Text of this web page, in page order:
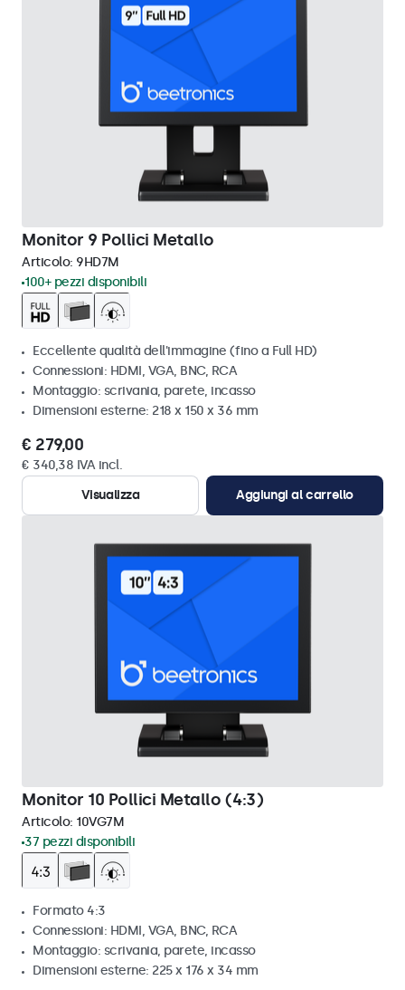
Monitor 9 Pollici Metallo
Articolo: 9HD7M
100+ pezzi disponibili
Eccellente qualità dell'immagine (fino a Full HD)
Connessioni: HDMI, VGA, BNC, RCA
Montaggio: scrivania, parete, incasso
Dimensioni esterne: 218 x 150 x 36 mm
€ 279,00
€ 340,38 IVA incl.
Visualizza
Aggiungi al carrello
Monitor 10 Pollici Metallo (4:3)
Articolo: 10VG7M
37 pezzi disponibili
Formato 4:3
Connessioni: HDMI, VGA, BNC, RCA
Montaggio: scrivania, parete, incasso
Dimensioni esterne: 225 x 176 x 34 mm